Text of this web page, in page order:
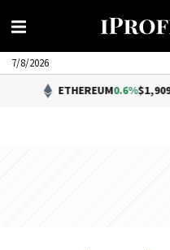
7/8/2026
0.6%$1,909.00